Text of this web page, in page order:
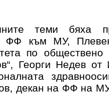
теми бяха
ФФ към МУ,
по
Георги Недев
декан на ФФ на